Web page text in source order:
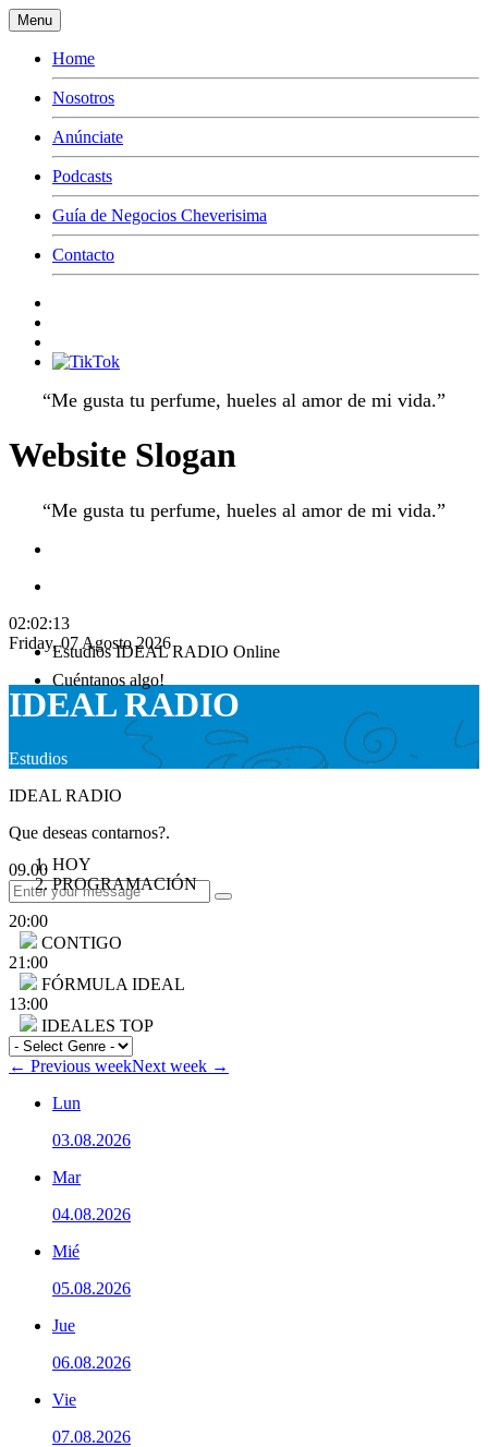
Menu
Home
Nosotros
Anúnciate
Podcasts
Guía de Negocios Cheverisima
Contacto
“Me gusta tu perfume, hueles al amor de mi vida.”
Website Slogan
“Me gusta tu perfume, hueles al amor de mi vida.”
02:02:13
Friday, 07 Agosto 2026
Cuéntanos algo!
Estudios IDEAL RADIO Online
IDEAL RADIO
Estudios
IDEAL RADIO
Que deseas contarnos?.
09.00 HOY
PROGRAMACIÓN
20:00
CONTIGO
21:00
FÓRMULA IDEAL
13:00
IDEALES TOP
← Previous weekNext week →
Lun
03.08.2026
Mar
04.08.2026
Mié
05.08.2026
Jue
06.08.2026
Vie
07.08.2026